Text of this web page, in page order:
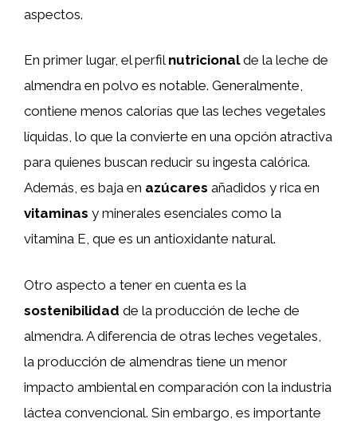
aspectos.
En primer lugar, el perfil nutricionalde la leche de
almendra en polvo es notable. Generalmente,
contiene menos calorías que las leches vegetales
líquidas, lo que la convierte en una opción atractiva
para quienes buscan reducir su ingesta calórica.
Además, es baja en azúcares añadidos y rica en
vitaminas y minerales esenciales como la
vitamina E, que es un antioxidante natural.
Otro aspecto a tener en cuenta es la
sostenibilidad de la producción de leche de
almendra. A diferencia de otras leches vegetales,
la producción de almendras tiene un menor
impacto ambiental en comparación con la industria
láctea convencional. Sin embargo, es importante